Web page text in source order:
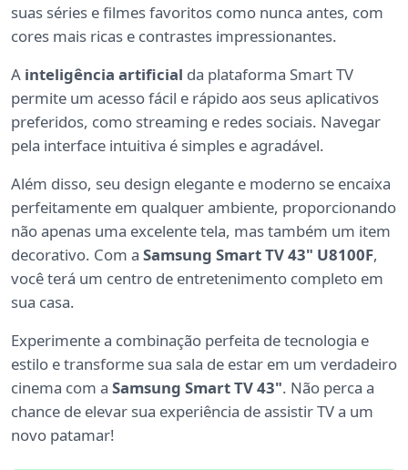
suas séries e filmes favoritos como nunca antes, com
cores mais ricas e contrastes impressionantes.
A inteligência artificial da plataforma Smart TV
permite um acesso fácil e rápido aos seus aplicativos
preferidos, como streaming e redes sociais. Navegar
pela interface intuitiva é simples e agradável.
Além disso, seu design elegante e moderno se encaixa
perfeitamente em qualquer ambiente, proporcionando
não apenas uma excelente tela, mas também um item
decorativo. Com a Samsung Smart TV 43" U8100F,
você terá um centro de entretenimento completo em
sua casa.
Experimente a combinação perfeita de tecnologia e
estilo e transforme sua sala de estar em um verdadeiro
cinema com a Samsung Smart TV 43". Não perca a
chance de elevar sua experiência de assistir TV a um
novo patamar!